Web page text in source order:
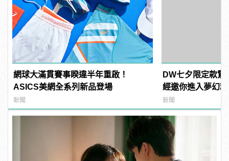
網球大滿貫賽事睽違半年重啟！
ASICS美網全系列新品登場
新聞
DW七夕限定款驚
經邀你進入夢幻
新聞